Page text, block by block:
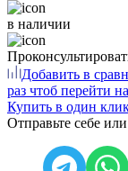
в наличии
Добавить в
раз чтоб перейти
Купить в один
Отправьте себе